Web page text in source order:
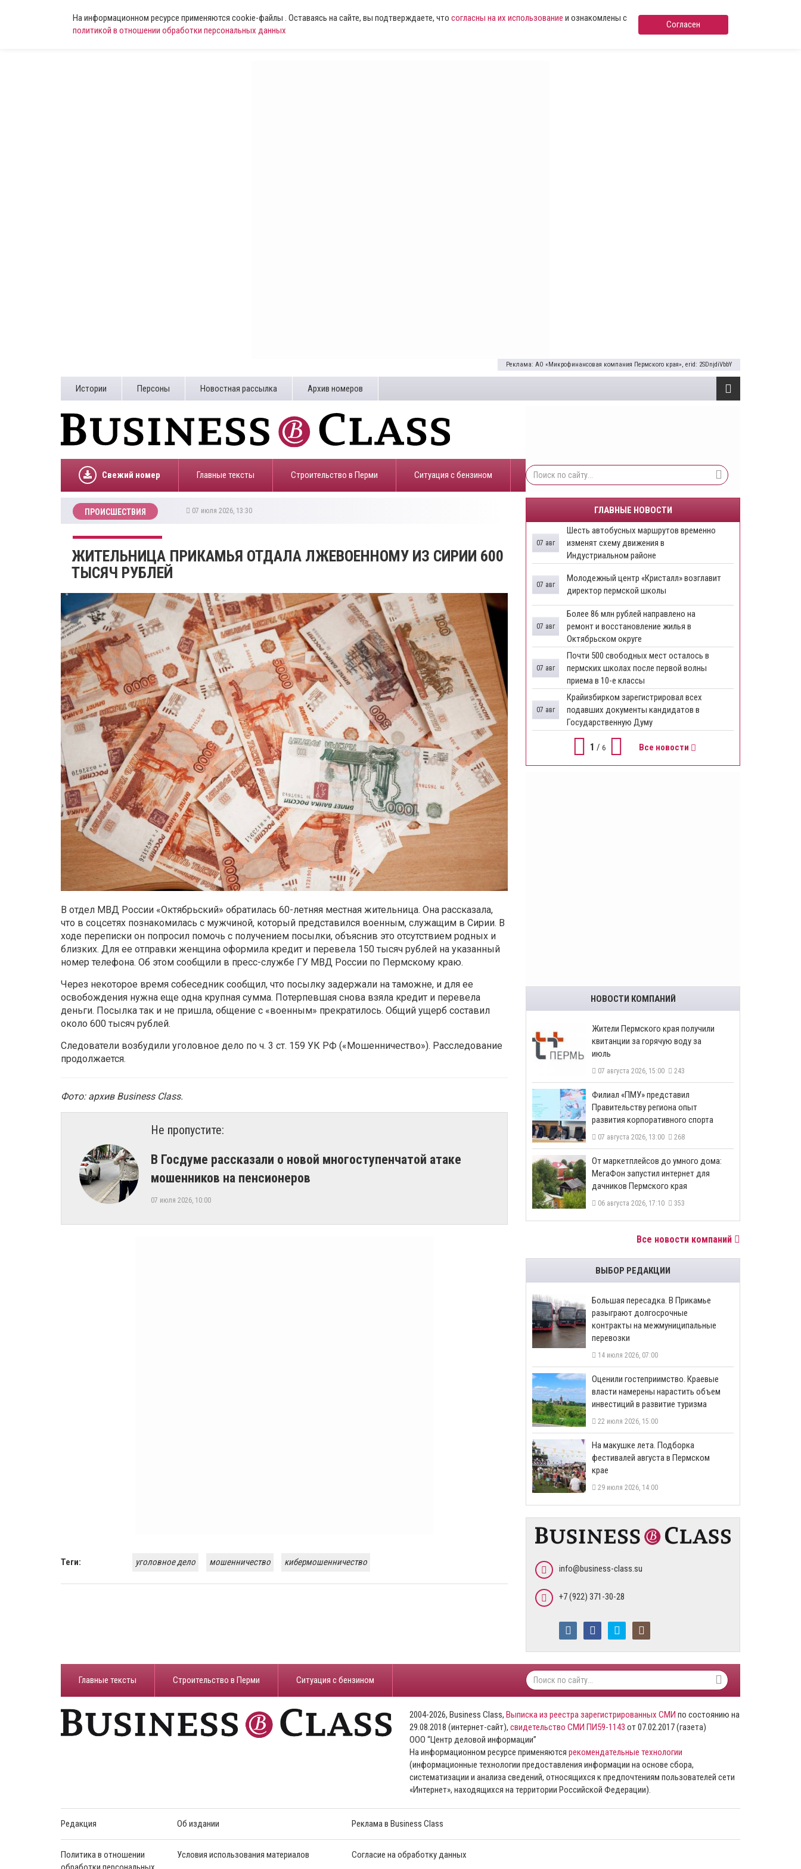
На информационном ресурсе применяются cookie-файлы . Оставаясь на сайте, вы подтверждаете, что согласны на их использование и ознакомлены с
политикой в отношении обработки персональных данных
Согласен
Реклама: АО «Микрофинансовая компания Пермского края», erid: 2SDnjdiVbbY
Истории Персоны Новостная рассылка Архив номеров
Свежий номер Главные тексты Строительство в Перми ​Ситуация с бензином
ПРОИСШЕСТВИЯ 07 июля 2026, 13:30
ЖИТЕЛЬНИЦА ПРИКАМЬЯ ОТДАЛА ЛЖЕВОЕННОМУ ИЗ СИРИИ 600
ТЫСЯЧ РУБЛЕЙ
В отдел МВД России «Октябрьский» обратилась 60-летняя местная жительница. Она рассказала,
что в соцсетях познакомилась с мужчиной, который представился военным, служащим в Сирии. В
ходе переписки он попросил помочь с получением посылки, объяснив это отсутствием родных и
близких. Для ее отправки женщина оформила кредит и перевела 150 тысяч рублей на указанный
номер телефона. Об этом сообщили в пресс-службе ГУ МВД России по Пермскому краю.
Через некоторое время собеседник сообщил, что посылку задержали на таможне, и для ее
освобождения нужна еще одна крупная сумма. Потерпевшая снова взяла кредит и перевела
деньги. Посылка так и не пришла, общение с «военным» прекратилось. Общий ущерб составил
около 600 тысяч рублей.
Следователи возбудили уголовное дело по ч. 3 ст. 159 УК РФ («Мошенничество»). Расследование
продолжается.
Фото: архив Business Class.
Не пропустите:
В Госдуме рассказали о новой многоступенчатой атаке
мошенников на пенсионеров
07 июля 2026, 10:00
Теги: уголовное дело мошенничество кибермошенничество
ГЛАВНЫЕ НОВОСТИ
Шесть автобусных маршрутов временно
изменят схему движения в
Индустриальном районе
07 авг
Молодежный центр «Кристалл» возглавит
директор пермской школы
07 авг
Более 86 млн рублей направлено на
ремонт и восстановление жилья в
Октябрьском округе
07 авг
Почти 500 свободных мест осталось в
пермских школах после первой волны
приема в 10-е классы
07 авг
Крайизбирком зарегистрировал всех
подавших документы кандидатов в
Государственную Думу
07 авг
1 / 6 Все новости
НОВОСТИ КОМПАНИЙ
​Жители Пермского края получили
квитанции за горячую воду за
июль
07 августа 2026, 15:00 243
​Филиал «ПМУ» представил
Правительству региона опыт
развития корпоративного спорта
07 августа 2026, 13:00 268
От маркетплейсов до умного дома:
МегаФон запустил интернет для
дачников Пермского края
06 августа 2026, 17:10 353
Все новости компаний
ВЫБОР РЕДАКЦИИ
Большая пересадка. В Прикамье
разыграют долгосрочные
контракты на межмуниципальные
перевозки
14 июля 2026, 07:00
Оценили гостеприимство. Краевые
власти намерены нарастить объем
инвестиций в развитие туризма
22 июля 2026, 15:00
На макушке лета. Подборка
фестивалей августа в Пермском
крае
29 июля 2026, 14:00
info@business-class.su
+7 (922) 371-30-28
Главные тексты Строительство в Перми ​Ситуация с бензином
2004-2026, Business Class, Выписка из реестра зарегистрированных СМИ по состоянию на
29.08.2018 (интернет-сайт), свидетельство СМИ ПИ59-1143 от 07.02.2017 (газета)
ООО “Центр деловой информации”
На информационном ресурсе применяются рекомендательные технологии
(информационные технологии предоставления информации на основе сбора,
систематизации и анализа сведений, относящихся к предпочтениям пользователей сети
«Интернет», находящихся на территории Российской Федерации).
Редакция Об издании Реклама в Business Class
Политика в отношении
Условия использования материалов Согласие на обработку данных